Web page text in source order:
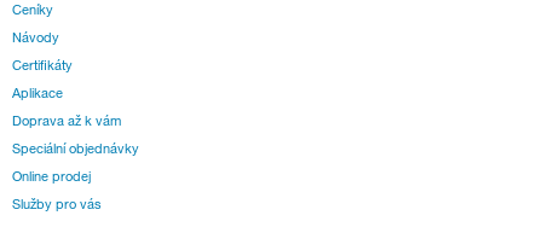
Ceníky
Návody
Certifikáty
Aplikace
Doprava až k vám
Speciální objednávky
Online prodej
Služby pro vás